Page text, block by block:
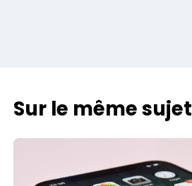
Sur le même sujet